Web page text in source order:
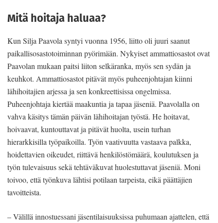
Mitä hoitaja haluaa?
Kun Silja Paavola syntyi vuonna 1956, liitto oli juuri saanut
paikallisosastotoiminnan pyörimään. Nykyiset ammattiosastot ovat
Paavolan mukaan paitsi liiton selkäranka, myös sen sydän ja
keuhkot. Ammattiosastot pitävät myös puheenjohtajan kiinni
lähihoitajien arjessa ja sen konkreettisissa ongelmissa.
Puheenjohtaja kiertää maakuntia ja tapaa jäseniä. Paavolalla on
vahva käsitys tämän päivän lähihoitajan työstä. He hoitavat,
hoivaavat, kuntouttavat ja pitävät huolta, usein turhan
hierarkkisilla työpaikoilla. Työn vaativuutta vastaava palkka,
hoidettavien oikeudet, riittävä henkilöstömäärä, koulutuksen ja
työn tulevaisuus sekä tehtäväkuvat huolestuttavat jäseniä. Moni
toivoo, että työnkuva lähtisi potilaan tarpeista, eikä päättäjien
tavoitteista.
– Välillä innostuessani jäsentilaisuuksissa puhumaan ajattelen, että